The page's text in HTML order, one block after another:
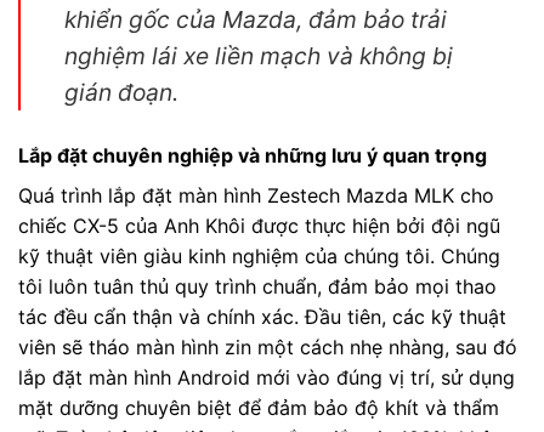
khiển gốc của Mazda, đảm bảo trải
nghiệm lái xe liền mạch và không bị
gián đoạn.
Lắp đặt chuyên nghiệp và những lưu ý quan trọng
Quá trình lắp đặt màn hình Zestech Mazda MLK cho
chiếc CX-5 của Anh Khôi được thực hiện bởi đội ngũ
kỹ thuật viên giàu kinh nghiệm của chúng tôi. Chúng
tôi luôn tuân thủ quy trình chuẩn, đảm bảo mọi thao
tác đều cẩn thận và chính xác. Đầu tiên, các kỹ thuật
viên sẽ tháo màn hình zin một cách nhẹ nhàng, sau đó
lắp đặt màn hình Android mới vào đúng vị trí, sử dụng
mặt dưỡng chuyên biệt để đảm bảo độ khít và thẩm